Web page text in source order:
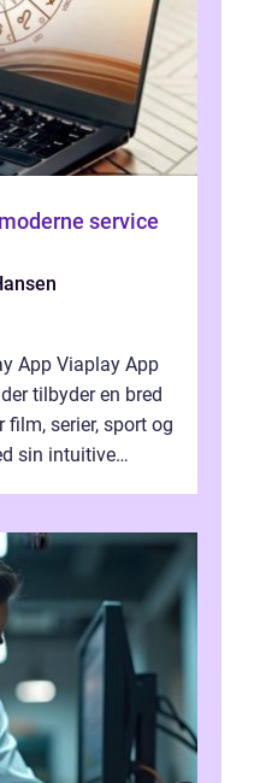
App Viaplay App
tilbyder en bred
serier, sport og
sin intuitive